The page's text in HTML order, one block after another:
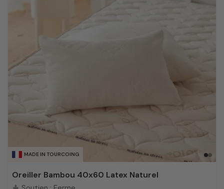
MADE IN TOURCOING
Oreiller Bambou 40x60 Latex Naturel